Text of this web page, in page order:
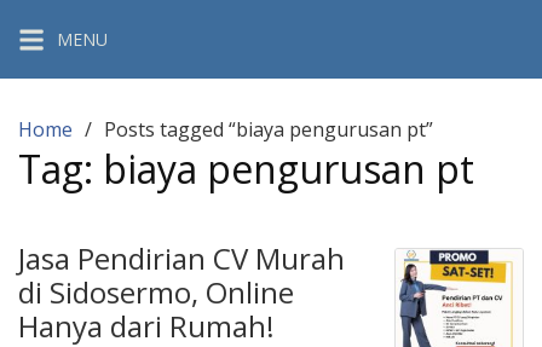
content
MENU
Home Posts tagged “biaya pengurusan pt”
Tag: biaya pengurusan pt
Jasa Pendirian CV Murah
di Sidosermo, Online
Hanya dari Rumah!